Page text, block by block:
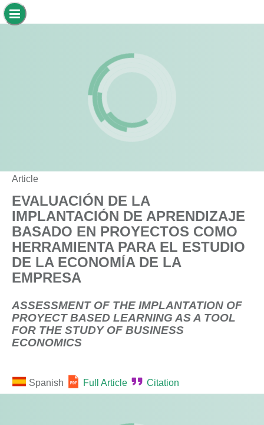
Article
EVALUACIÓN DE LA
IMPLANTACIÓN DE APRENDIZAJE
BASADO EN PROYECTOS COMO
HERRAMIENTA PARA EL ESTUDIO
DE LA ECONOMÍA DE LA
EMPRESA
ASSESSMENT OF THE IMPLANTATION OF
PROYECT BASED LEARNING AS A TOOL
FOR THE STUDY OF BUSINESS
ECONOMICS
Spanish Full Article Citation